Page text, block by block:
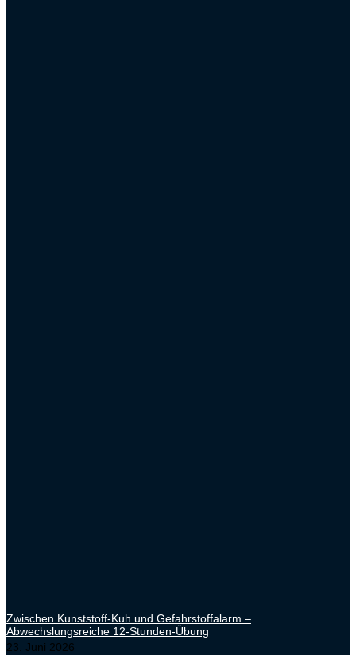
Zwischen Kunststoff-Kuh und Gefahrstoffalarm –
Abwechslungsreiche 12-Stunden-Übung
23. Juni 2026